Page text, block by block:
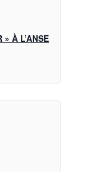
À L’ANSE